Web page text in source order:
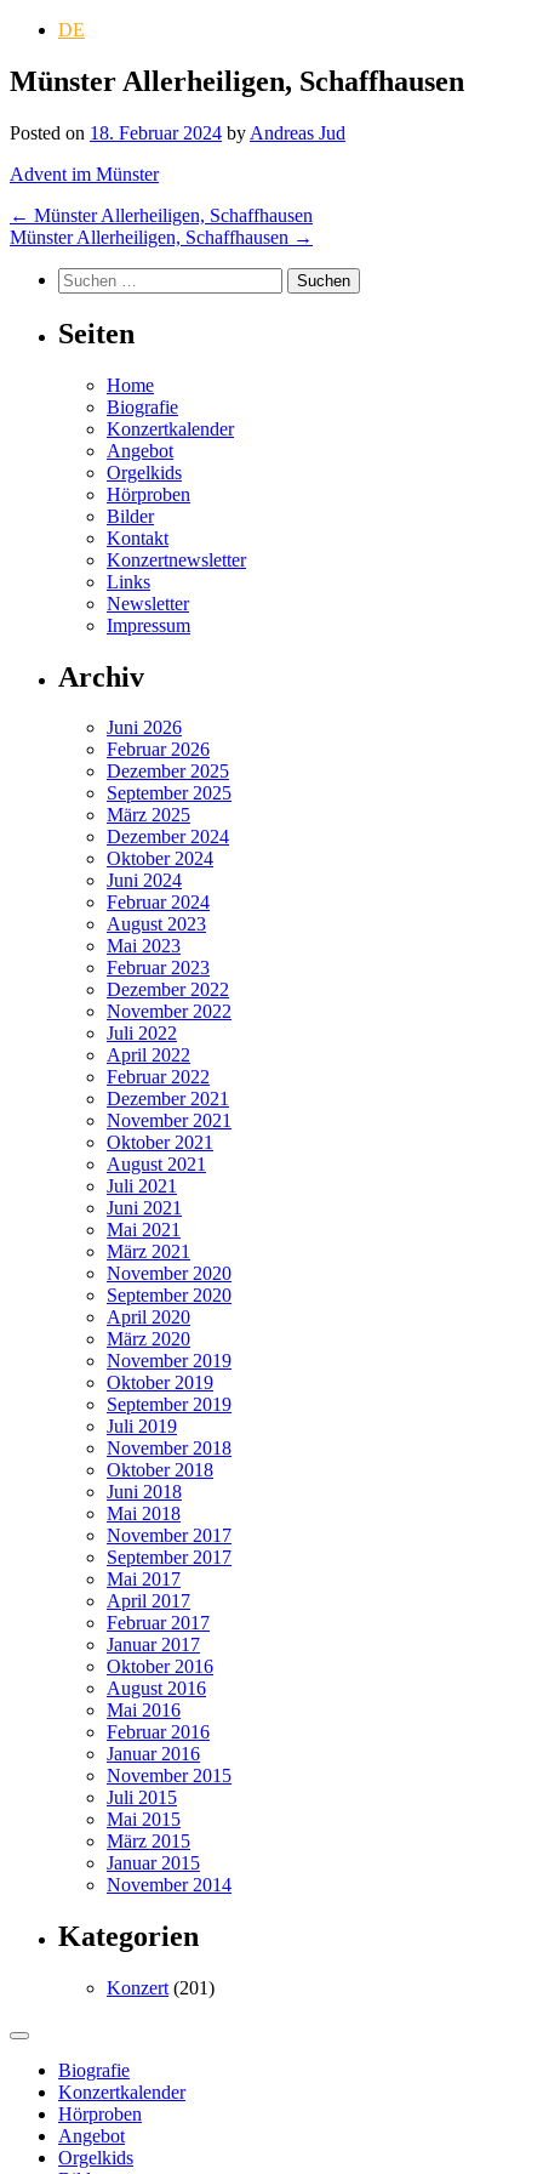
DE
Münster Allerheiligen, Schaffhausen
Posted on 18. Februar 2024 by Andreas Jud
Advent im Münster
Post
navigation
← Münster Allerheiligen, Schaffhausen
Münster Allerheiligen, Schaffhausen →
Suchen
nach:
Seiten
Home
Biografie
Konzertkalender
Angebot
Orgelkids
Hörproben
Bilder
Kontakt
Konzertnewsletter
Links
Newsletter
Impressum
Archiv
Juni 2026
Februar 2026
Dezember 2025
September 2025
März 2025
Dezember 2024
Oktober 2024
Juni 2024
Februar 2024
August 2023
Mai 2023
Februar 2023
Dezember 2022
November 2022
Juli 2022
April 2022
Februar 2022
Dezember 2021
November 2021
Oktober 2021
August 2021
Juli 2021
Juni 2021
Mai 2021
März 2021
November 2020
September 2020
April 2020
März 2020
November 2019
Oktober 2019
September 2019
Juli 2019
November 2018
Oktober 2018
Juni 2018
Mai 2018
November 2017
September 2017
Mai 2017
April 2017
Februar 2017
Januar 2017
Oktober 2016
August 2016
Mai 2016
Februar 2016
Januar 2016
November 2015
Juli 2015
Mai 2015
März 2015
Januar 2015
November 2014
Kategorien
Konzert (201)
Biografie
Konzertkalender
Hörproben
Angebot
Orgelkids